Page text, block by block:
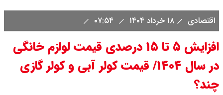
اقتصادی ۱۸ خرداد ۱۴۰۴
افزایش ۵ تا ۱۵ درصدی قیمت لوازم خانگی
در سال ۱۴۰۴/ قیمت کولر آبی و کولر گازی
چند؟